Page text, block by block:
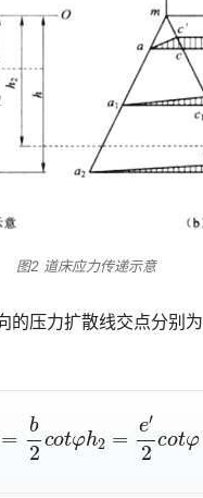
图2 道床应力传递示意
的压力扩散线交点分别为
b2cotφh2=e′2cotφ